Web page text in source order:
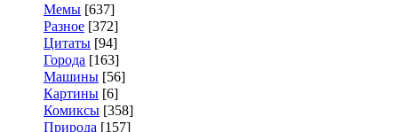
Мемы [637]
Разное [372]
Цитаты [94]
Города [163]
Машины [56]
Картины [6]
Комиксы [358]
Природа [157]